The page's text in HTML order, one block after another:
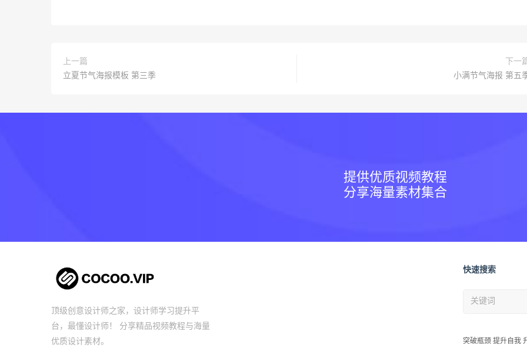
上一篇
立夏节气海报模板 第三季
下一
小满节气海报 第五
提供优质视频教程
分享海量素材集合
顶级创意设计师之家，设计师学习提升平
台，最懂设计师！ 分享精品视频教程与海量
优质设计素材。
快速搜索
突破瓶颈 提升自我